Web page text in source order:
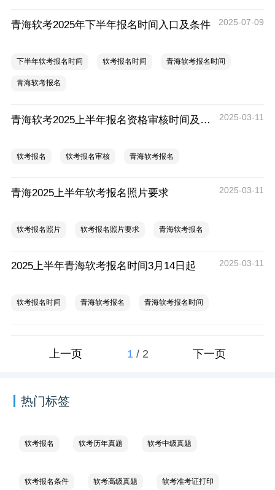
青海软考2025年下半年报名时间入口及条件 2025-07-09
下半年软考报名时间 软考报名时间 青海软考报名时间
青海软考报名
青海软考2025上半年报名资格审核时间及要求 2025-03-11
软考报名 软考报名审核 青海软考报名
青海2025上半年软考报名照片要求 2025-03-11
软考报名照片 软考报名照片要求 青海软考报名
2025上半年青海软考报名时间3月14日起 2025-03-11
软考报名时间 青海软考报名 青海软考报名时间
上一页 1 / 2 下一页
热门标签
软考报名 软考历年真题 软考中级真题
软考报名条件 软考高级真题 软考准考证打印